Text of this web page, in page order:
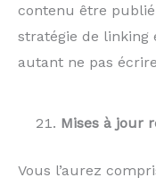
contenu être
stratégie de linking
autant ne pas
Mises à jour
Vous l’aurez